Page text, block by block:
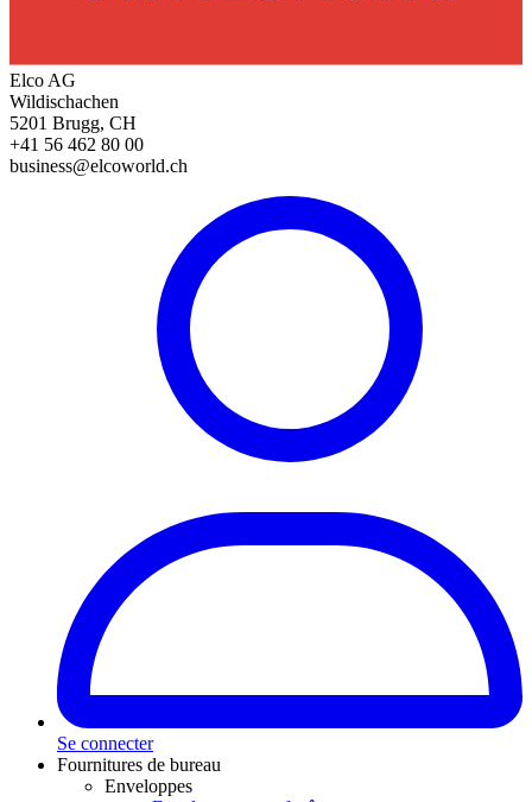
Elco AG
Wildischachen
5201 Brugg, CH
+41 56 462 80 00
business@elcoworld.ch
Se connecter
Fournitures de bureau
Enveloppes